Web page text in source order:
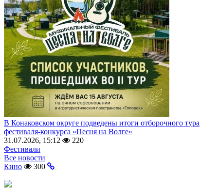
В Конаковском округе подведены итоги отборочного тура
фестиваля-конкурса «Песня на Волге»
31.07.2026, 15:12
220
Фестивали
Все новости
Кино
300